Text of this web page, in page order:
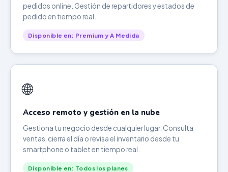
pedidos online. Gestión de repartidores y estados de
pedido en tiempo real.
Disponible en: Premium y A Medida
🌐
Acceso remoto y gestión en la nube
Gestiona tu negocio desde cualquier lugar. Consulta
ventas, cierra el día o revisa el inventario desde tu
smartphone o tablet en tiempo real.
Disponible en: Todos los planes